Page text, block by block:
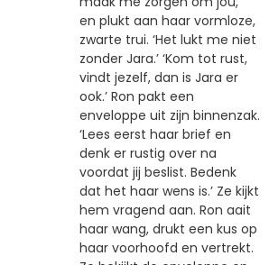
en plukt aan haar vormloze,
zwarte trui. ‘Het lukt me niet
zonder Jara.’ ‘Kom tot rust,
vindt jezelf, dan is Jara er
ook.’ Ron pakt een
enveloppe uit zijn binnenzak.
‘Lees eerst haar brief en
denk er rustig over na
voordat jij beslist. Bedenk
dat het haar wens is.’ Ze kijkt
hem vragend aan. Ron aait
haar wang, drukt een kus op
haar voorhoofd en vertrekt.